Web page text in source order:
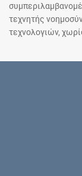
τεχνητής
τεχνολογιών,